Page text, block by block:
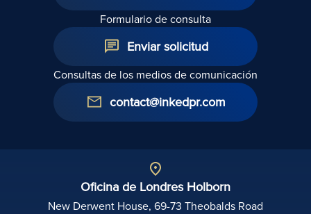
Formulario de consulta
Enviar solicitud
Consultas de los medios de comunicación
contact@inkedpr.com
Oficina de Londres Holborn
New Derwent House, 69-73 Theobalds Road